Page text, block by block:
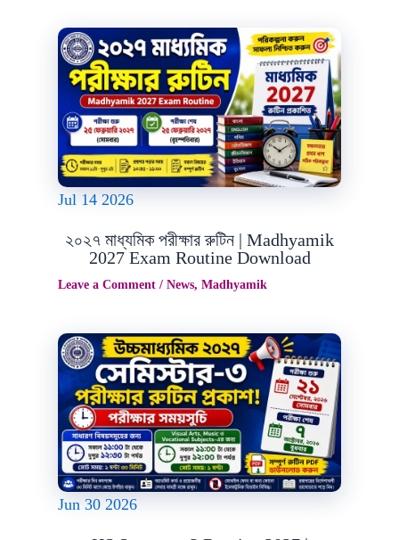
Jul 14 2026
২০২৭ মাধ্যমিক পরীক্ষার রুটিন | Madhyamik
2027 Exam Routine Download
Leave a Comment / News, Madhyamik
Jun 30 2026